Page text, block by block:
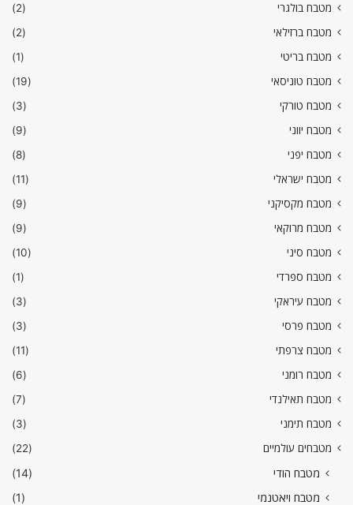
מטבח בולגרי
(2)
מטבח ברזילאי
(2)
מטבח בריטי
(1)
מטבח טוניסאי
(19)
מטבח טורקי
(3)
מטבח יווני
(9)
מטבח יפני
(8)
מטבח ישראלי
(11)
מטבח מקסיקני
(9)
מטבח מרוקאי
(9)
מטבח סיני
(10)
מטבח ספרדי
(1)
מטבח עיראקי
(3)
מטבח פרסי
(3)
מטבח צרפתי
(11)
מטבח רומני
(6)
מטבח תאילנדי
(7)
מטבח תימני
(3)
מטבחים עולמיים
(22)
מטבח הודי
(14)
מטבח ויאטנמי
(1)